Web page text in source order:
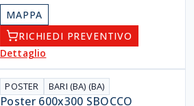
MAPPA
RICHIEDI PREVENTIVO
Dettaglio
POSTER BARI (BA) (BA)
Poster 600x300 SBOCCO